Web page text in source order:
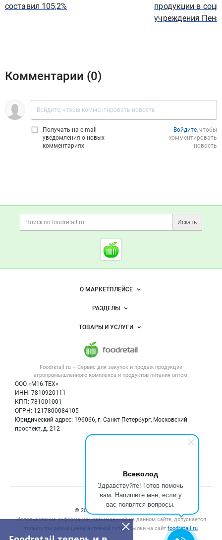
Всеволод
Здравствуйте! Готов помочь
вам. Напишите мне, если у
вас появятся вопросы.
составил 105,2%
продукции в
учреждения
Комментарии (0)
Получать на e‑mail
уведомления о новых
комментариях
Войдите, чтобы
комментировать
новость
Дополнительная информация
Поиск по сайту и
Искать
Cсылки на полезные
Foodretail.ru
— продукты
Важные разделы и контакты
Foodretail.ru – Сервис для закупок и продаж продукции
агропромышленного комплекса и продуктов питания оптом.
ООО «М16.ТЕХ»
ИНН: 7810920111
КПП: 781001001
ОГРН: 1217800084105
Юридический адрес: 196066, г. Санкт-Петербург, Московский
проспект, д. 212
Навигация по сайтуО МАРКЕТПЛЕЙСЕ
Новости Foodretail.ru
Размещение рекламы
Публичная оферта
Контактная информация
Политика обработки персональных данных
РАЗДЕЛЫ
Объявления
Новости рынка
Вакансии
ТОВАРЫ И УСЛУГИ
Напитки, соки, вода
Оборудование для пищепрома
Информация о компаниях
Карта объявлений
Счетчики, авторское право, логотипы
© 2008‑2026 ООО “М16.Тех”.
Использование информации, размещенной на данном сайте, допускается
только при размещении активной гиперссылки на сайт foodretail.ru